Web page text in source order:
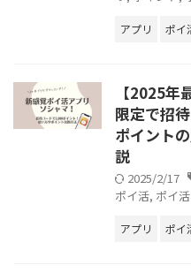
アプリ ポイ
【2025
限定で招
ポイント
説
2025/2/17
ポイ活, ポイ
アプリ ポイ